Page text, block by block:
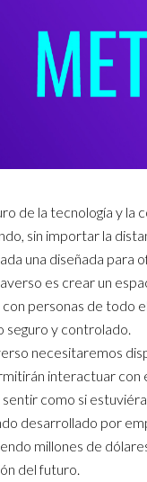
de la tecnología y
sin importar la
una diseñada para
es crear un
personas de todo
seguro y controlado.
necesitaremos
interactuar con
sentir como si
desarrollado por
millones de
del futuro.